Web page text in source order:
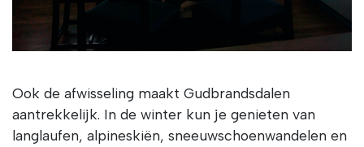
Ook de afwisseling maakt Gudbrandsdalen
aantrekkelijk. In de winter kun je genieten van
langlaufen, alpineskiën, sneeuwschoenwandelen en